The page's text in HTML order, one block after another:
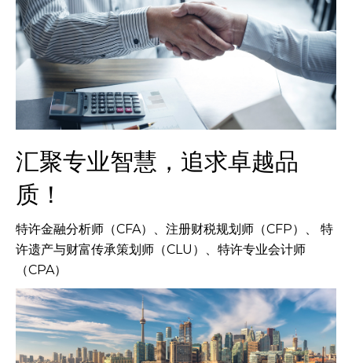
汇聚专业智慧，追求卓越品
质！
特许金融分析师（CFA）、注册财税规划师（CFP）、 特
许遗产与财富传承策划师（CLU）、特许专业会计师
（CPA）